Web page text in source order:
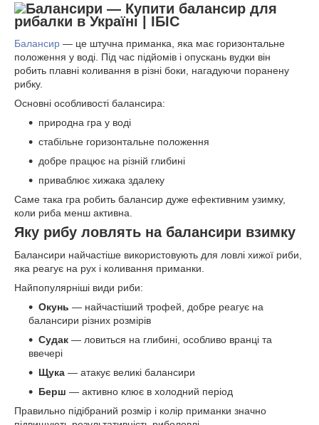
Балансир — це штучна приманка, яка має горизонтальне
положення у воді. Під час підйомів і опускань вудки він
робить плавні коливання в різні боки, нагадуючи поранену
рибку.
Основні особливості балансира:
природна гра у воді
стабільне горизонтальне положення
добре працює на різній глибині
приваблює хижака здалеку
Саме така гра робить балансир дуже ефективним узимку,
коли риба менш активна.
Яку рибу ловлять на балансири взимку
Балансири найчастіше використовують для ловлі хижої риби,
яка реагує на рух і коливання приманки.
Найпопулярніші види риби:
Окунь — найчастіший трофей, добре реагує на
балансири різних розмірів
Судак — ловиться на глибині, особливо вранці та
ввечері
Щука — атакує великі балансири
Берш — активно клює в холодний період
Правильно підібраний розмір і колір приманки значно